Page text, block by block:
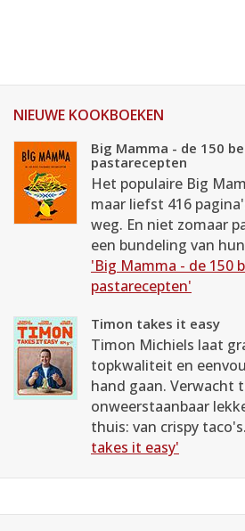
NIEUWE KOOKBOEKEN
Big Mamma - de 150
pastarecepten
Het populaire Big
maar liefst 416
weg. En niet zomaar
een bundeling van
'Big Mamma - de 150
pastarecepten'
Timon takes it easy
Timon Michiels laat
topkwaliteit en
hand gaan. Verwacht
onweerstaanbaar
thuis: van crispy
takes it easy'